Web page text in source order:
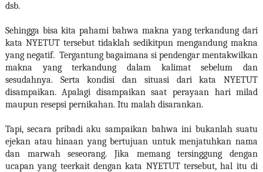
dsb.
Sehingga bisa kita pahami bahwa makna yang terkandung dari
kata NYETUT tersebut tidaklah sedikitpun mengandung makna
yang negatif. Tergantung bagaimana si pendengar mentakwilkan
makna yang terkandung dalam kalimat sebelum dan
sesudahnya. Serta kondisi dan situasi dari kata NYETUT
disampaikan. Apalagi disampaikan saat perayaan hari milad
maupun resepsi pernikahan. Itu malah disarankan.
Tapi, secara pribadi aku sampaikan bahwa ini bukanlah suatu
ejekan atau hinaan yang bertujuan untuk menjatuhkan nama
dan marwah seseorang. Jika memang tersinggung dengan
ucapan yang teerkait dengan kata NYETUT tersebut, hal itu di